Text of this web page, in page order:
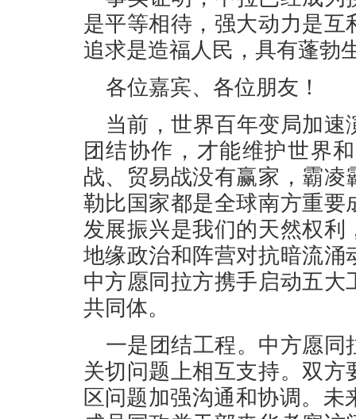
是平等相待，强大动力是
追求是造福人民，具有蓬勃
各位嘉宾、各位朋友！
当前，世界百年变局加
团结协作，才能维护世界
战、贸易战没有赢家，霸
勒比国家都是全球南方重
发展振兴是我们的天然权
地缘政治和阵营对抗暗流
中方愿同拉方携手启动五
共同体。
一是团结工程。中方愿
关切问题上相互支持。双
区问题加强沟通和协调。